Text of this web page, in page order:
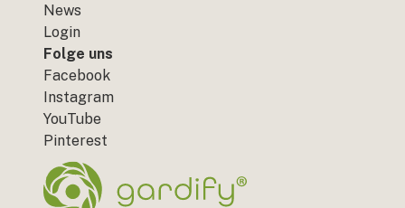
News
Login
Folge uns
Facebook
Instagram
YouTube
Pinterest